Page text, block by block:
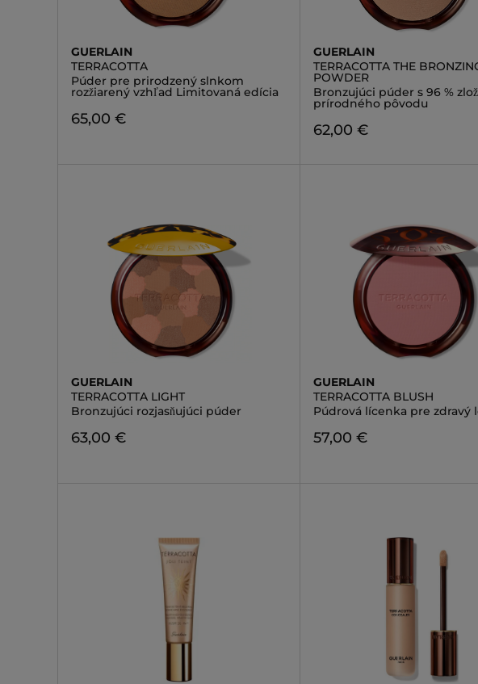
GUERLAIN
TERRACOTTA
Púder pre prirodzený slnkom
rozžiarený vzhľad Limitovaná edícia
65,00 €
GUERLAIN
TERRACOTTA THE
POWDER
Bronzujúci púder s 96 %
prírodného pôvodu
62,00 €
GUERLAIN
TERRACOTTA LIGHT
Bronzujúci rozjasňujúci púder
63,00 €
GUERLAIN
TERRACOTTA BLUSH
Púdrová lícenka pre zdravý
57,00 €